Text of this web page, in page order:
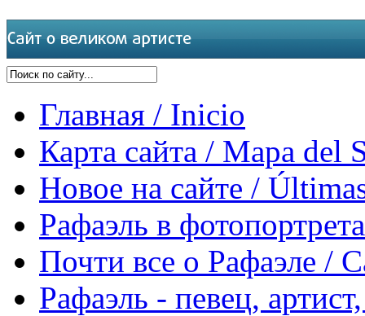
Главная / Inicio
Карта сайта / Mapa del
Новое на сайте /
Рафаэль в
Почти все о Рафаэле /
Рафаэль - певец,